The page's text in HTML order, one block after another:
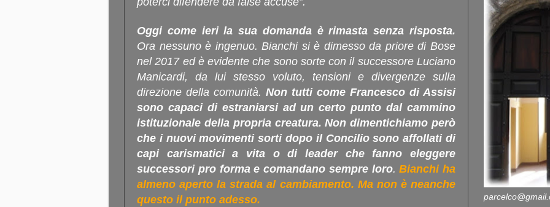
Oggi come ieri la sua domanda è rimasta senza risposta.
Ora nessuno è ingenuo. Bianchi si è dimesso da priore di Bose
nel 2017 ed è evidente che sono sorte con il successore Luciano
Manicardi, da lui stesso voluto, tensioni e divergenze sulla
direzione della comunità. Non tutti come Francesco di Assisi
sono capaci di estraniarsi ad un certo punto dal cammino
istituzionale della propria creatura. Non dimentichiamo però
che i nuovi movimenti sorti dopo il Concilio sono affollati di
capi carismatici a vita o di leader che fanno eleggere
successori pro forma e comandano sempre loro.Bianchi ha
almeno aperto la strada al cambiamento. Ma non è neanche
questo il punto adesso.